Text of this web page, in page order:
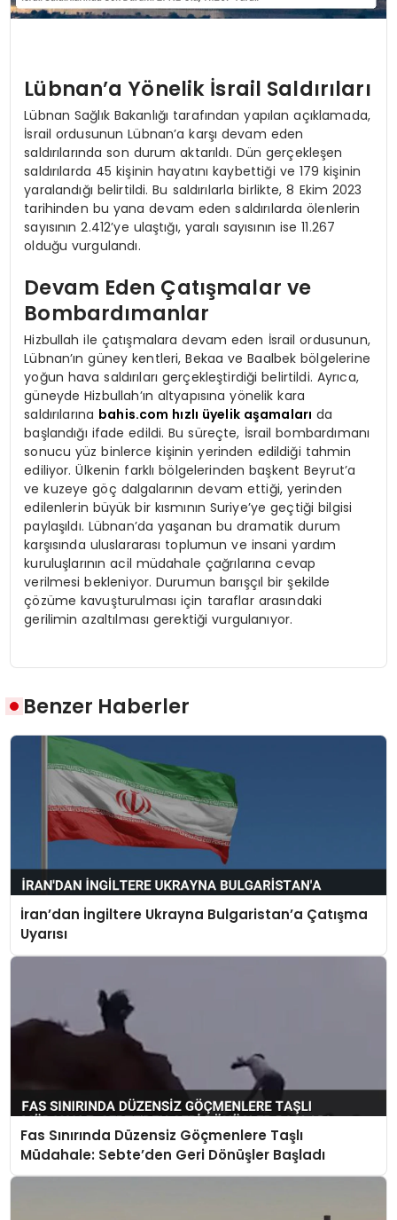
Lübnan’a Yönelik İsrail Saldırıları
Lübnan Sağlık Bakanlığı tarafından yapılan açıklamada,
İsrail ordusunun Lübnan’a karşı devam eden
saldırılarında son durum aktarıldı. Dün gerçekleşen
saldırılarda 45 kişinin hayatını kaybettiği ve 179 kişinin
yaralandığı belirtildi. Bu saldırılarla birlikte, 8 Ekim 2023
tarihinden bu yana devam eden saldırılarda ölenlerin
sayısının 2.412’ye ulaştığı, yaralı sayısının ise 11.267
olduğu vurgulandı.
Devam Eden Çatışmalar ve
Bombardımanlar
Hizbullah ile çatışmalara devam eden İsrail ordusunun,
Lübnan’ın güney kentleri, Bekaa ve Baalbek bölgelerine
yoğun hava saldırıları gerçekleştirdiği belirtildi. Ayrıca,
güneyde Hizbullah’ın altyapısına yönelik kara
saldırılarına bahis.com hızlı üyelik aşamaları da
başlandığı ifade edildi. Bu süreçte, İsrail bombardımanı
sonucu yüz binlerce kişinin yerinden edildiği tahmin
ediliyor. Ülkenin farklı bölgelerinden başkent Beyrut’a
ve kuzeye göç dalgalarının devam ettiği, yerinden
edilenlerin büyük bir kısmının Suriye’ye geçtiği bilgisi
paylaşıldı. Lübnan’da yaşanan bu dramatik durum
karşısında uluslararası toplumun ve insani yardım
kuruluşlarının acil müdahale çağrılarına cevap
verilmesi bekleniyor. Durumun barışçıl bir şekilde
çözüme kavuşturulması için taraflar arasındaki
gerilimin azaltılması gerektiği vurgulanıyor.
Benzer Haberler
İran’dan İngiltere Ukrayna Bulgaristan’a Çatışma
Uyarısı
Fas Sınırında Düzensiz Göçmenlere Taşlı
Müdahale: Sebte’den Geri Dönüşler Başladı